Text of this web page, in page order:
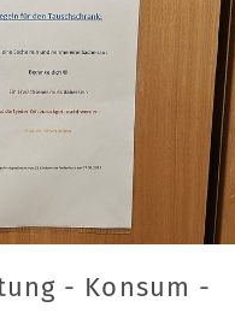
- Konsum -